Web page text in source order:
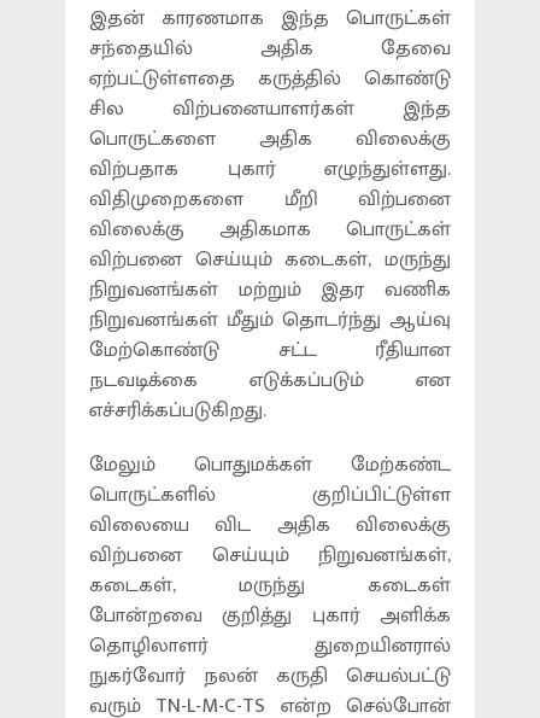
இதன் காரணமாக இந்த பொருட்கள்
சந்தையில் அதிக தேவை
ஏற்பட்டுள்ளதை கருத்தில் கொண்டு
சில விற்பனையாளர்கள் இந்த
பொருட்களை அதிக விலைக்கு
விற்பதாக புகார் எழுந்துள்ளது.
விதிமுறைகளை மீறி விற்பனை
விலைக்கு அதிகமாக பொருட்கள்
விற்பனை செய்யும் கடைகள், மருந்து
நிறுவனங்கள் மற்றும் இதர வணிக
நிறுவனங்கள் மீதும் தொடர்ந்து ஆய்வு
மேற்கொண்டு சட்ட ரீதியான
நடவடிக்கை எடுக்கப்படும் என
எச்சரிக்கப்படுகிறது.
மேலும் பொதுமக்கள் மேற்கண்ட
பொருட்களில் குறிப்பிட்டுள்ள
விலையை விட அதிக விலைக்கு
விற்பனை செய்யும் நிறுவனங்கள்,
கடைகள், மருந்து கடைகள்
போன்றவை குறித்து புகார் அளிக்க
தொழிலாளர் துறையினரால்
நுகர்வோர் நலன் கருதி செயல்பட்டு
வரும் TN-L-M-C-TS என்ற செல்போன்